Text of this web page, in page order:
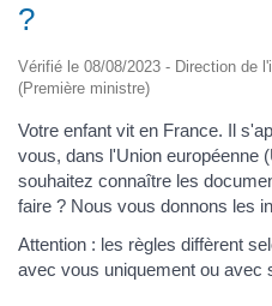
?
Vérifié le 08/08/2023 - Direction de
(Première ministre)
Votre enfant vit en France. Il
vous, dans l'Union européenne
souhaitez connaître les
faire ? Nous vous donnons les
Attention : les règles diffèrent
avec vous uniquement ou avec